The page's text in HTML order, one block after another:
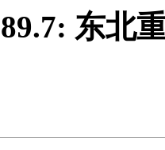
东北